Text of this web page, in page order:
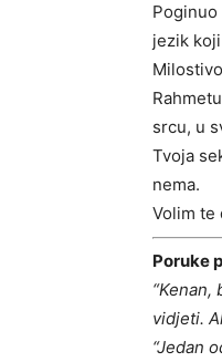
jezik
srcu, u
Tvoja
nema.
Volim te
Poruke
vidjeti.
“Jedan